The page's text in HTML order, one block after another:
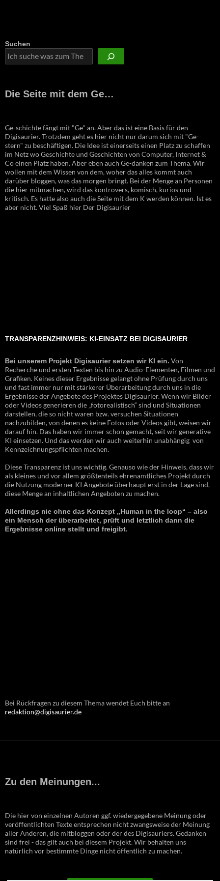
Suchen
Die Seite mit dem Ge…
Ge-schichte fängt mit "Ge" an. Aber das ist eine Basis für den
Digisaurier. Trotzdem geht es hier nicht nur darum sich mit "Ge-
stern" zu beschäftigen. Die Idee ist einerseits einen Platz zu schaffen
im Netz wo Geschichte und Geschichten von Computer, Internet &
Co einen Platz haben. Aber eben auch Ge-danken zum Thema. Wir
wollen mit dem Wissen von dem, woher das alles kommt auch
darüber bloggen, was das morgen bringt. Bei der Menge an Personen
die hier mitmachen, wird das kontrovers, komisch, kurios und
kritisch. Es hatte also auch die Seite mit dem K werden können. Ist es
aber nicht. Viel Spaß hier Der Digisaurier
TRANSPARENZHINWEIS: KI-EINSATZ BEI DIGISAURIER
Bei unserem Projekt Digisaurier setzen wir KI ein. Von
Recherche und ersten Texten bis hin zu Audio-Elementen, Filmen und
Grafiken. Keines dieser Ergebnisse gelangt ohne Prüfung durch uns
und fast immer nur mit stärkerer Überarbeitung durch uns in die
Ergebnisse der Angebote des Projektes Digisaurier. Wenn wir Bilder
oder Videos generieren die „fotorealistisch“ sind und Situationen
darstellen, die so nicht waren bzw. versuchen Situationen
nachzubilden, von denen es keine Fotos oder Videos gibt, weisen wir
darauf hin. Das haben wir immer schon gemacht, seit wir generative
KI einsetzen. Und das werden wir auch weiterhin unabhängig von
Kennzeichnungspflichten machen.
Diese Transparenz ist uns wichtig. Genauso wie der Hinweis, dass wir
als kleines und vor allem größtenteils ehrenamtliches Projekt durch
die Nutzung moderner KI Angebote überhaupt erst in der Lage sind,
diese Menge an inhaltlichen Angeboten zu machen.
Allerdings nie ohne das Konzept „Human in the loop“ – also
ein Mensch der überarbeitet, prüft und letztlich dann die
Ergebnisse online stellt und freigibt.
Bei Rückfragen zu diesem Thema wendet Euch bitte an
redaktion@digisaurier.de
Zu den Meinungen...
Die hier von einzelnen Autoren ggf. wiedergegebene Meinung oder
veröffentlichten Texte entsprechen nicht zwangsweise der Meinung
aller Anderen, die mitbloggen oder der des Digisauriers. Gedanken
sind frei - das gilt auch bei diesem Projekt. Wir behalten uns
natürlich vor bestimmte Dinge nicht öffentlich zu machen.